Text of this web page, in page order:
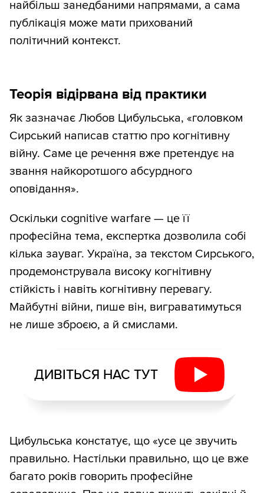
найбільш занедбаними напрямами, а сама
публікація може мати прихований
політичний контекст.
Теорія відірвана від практики
Як зазначає Любов Цибульська, «головком
Сирський написав статтю про когнітивну
війну. Саме це речення вже претендує на
звання найкоротшого абсурдного
оповідання».
Оскільки cognitive warfare — це її
професійна тема, експертка дозволила собі
кілька зауваг. Україна, за текстом Сирського,
продемонструвала високу когнітивну
стійкість і навіть когнітивну перевагу.
Майбутні війни, пише він, виграватимуться
не лише зброєю, а й смислами.
ДИВІТЬСЯ НАС ТУТ
Цибульська констатує, що «усе це звучить
правильно. Настільки правильно, що це вже
багато років говорить професійне